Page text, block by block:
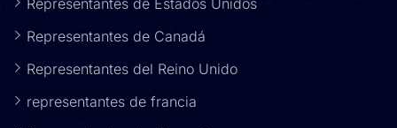
Representantes de Estados Unidos
Representantes de Canadá
Representantes del Reino Unido
representantes de francia